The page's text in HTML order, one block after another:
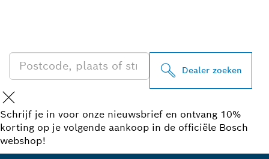
Dealer zoeken
Schrijf je in voor onze nieuwsbrief en ontvang 10%
korting op je volgende aankoop in de officiële Bosch
webshop!